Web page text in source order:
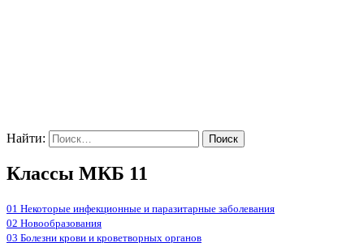
Найти:
Классы МКБ 11
01 Некоторые инфекционные и паразитарные заболевания
02 Новообразования
03 Болезни крови и кроветворных органов